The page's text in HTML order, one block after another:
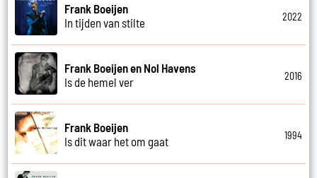
Frank Boeijen
In tijden van stilte
2022
Frank Boeijen en Nol Havens
Is de hemel ver
2016
Frank Boeijen
Is dit waar het om gaat
1994